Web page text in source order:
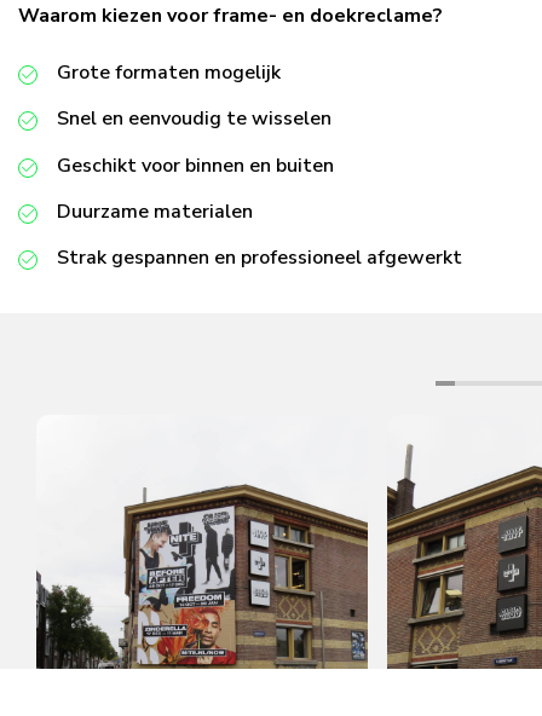
Waarom kiezen voor frame- en doekreclame?
Grote formaten mogelijk
Snel en eenvoudig te wisselen
Geschikt voor binnen en buiten
Duurzame materialen
Strak gespannen en professioneel afgewerkt